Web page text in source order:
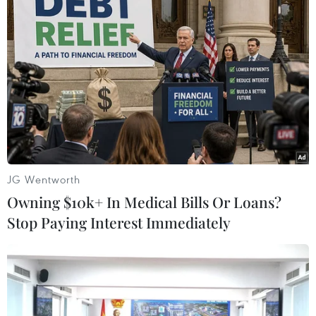
18/11/2016 07:29
Tuy lượng dòng chảy sông Mekong về khu vực Đồng
bằng sông Cửu Long tiếp tục thiếu hụt so với trung bình
nhiều năm từ 10-20%, nhưng vẫn cao hơn mùa khô
năm 2015-2016.
JG Wentworth
Owning $10k+ In Medical Bills Or Loans?
Stop Paying Interest Immediately